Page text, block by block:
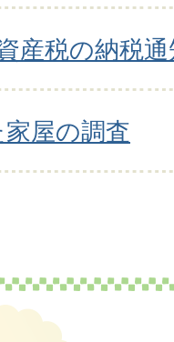
産税の納税
屋の調査